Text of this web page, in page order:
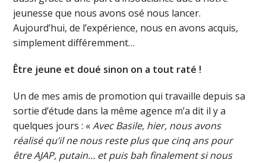
jeunesse que nous avons osé nous lancer.
Aujourd’hui, de l’expérience, nous en avons acquis,
simplement différemment…
Être jeune et doué sinon on a tout raté !
Un de mes amis de promotion qui travaille depuis sa
sortie d’étude dans la même agence m’a dit il y a
quelques jours : «Avec Basile, hier, nous avons
réalisé qu’il ne nous reste plus que cinq ans pour
être AJAP, putain… et puis bah finalement si nous